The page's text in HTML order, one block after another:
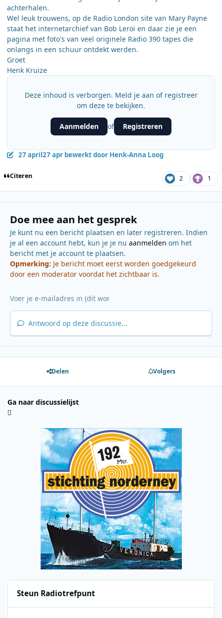
achterhalen.
Wel leuk trouwens, op de Radio London site van Mary Payne
staat het internetarchief van Bob Leroi en daar zie je een
pagina met foto's van veel originele Radio 390 tapes die
onlangs in een schuur ontdekt werden.
Groet
Henk Kruize
Deze inhoud is verborgen. Meld je aan of registreer
om deze te bekijken.
Aanmelden of Registreren
27 april27 aprbewerkt door Henk-Anna Loog
Citeren 2 1
Doe mee aan het gesprek
Je kunt nu een bericht plaatsen en later registreren. Indien
je al een account hebt, kun je je nu aanmelden om het
bericht met je account te plaatsen.
Opmerking: Je bericht moet eerst worden goedgekeurd
door een moderator voordat het zichtbaar is.
Antwoord op deze discussie...
Delen Volgers
Ga naar discussielijst
Steun Radiotrefpunt